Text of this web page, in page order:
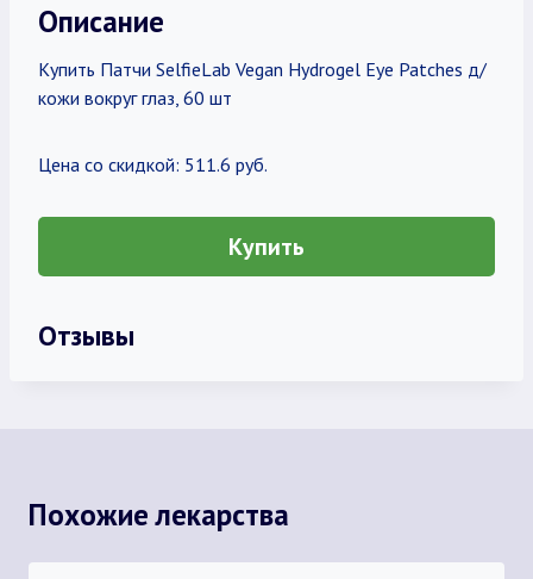
Описание
Купить Патчи SelfieLab Vegan Hydrogel Eye Patches д/
кожи вокруг глаз, 60 шт
Цена со скидкой: 511.6 руб.
Купить
Отзывы
Похожие лекарства